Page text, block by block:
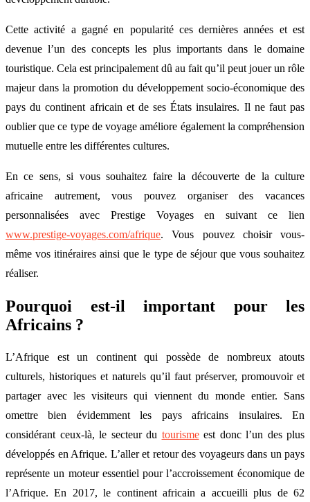
Cette activité a gagné en popularité ces dernières années et est
devenue l’un des concepts les plus importants dans le domaine
touristique. Cela est principalement dû au fait qu’il peut jouer un rôle
majeur dans la promotion du développement socio-économique des
pays du continent africain et de ses États insulaires. Il ne faut pas
oublier que ce type de voyage améliore également la compréhension
mutuelle entre les différentes cultures.
En ce sens, si vous souhaitez faire la découverte de la culture
africaine autrement, vous pouvez organiser des vacances
personnalisées avec Prestige Voyages en suivant ce lien
www.prestige-voyages.com/afrique. Vous pouvez choisir vous-
même vos itinéraires ainsi que le type de séjour que vous souhaitez
réaliser.
Pourquoi est-il important pour les
Africains ?
L’Afrique est un continent qui possède de nombreux atouts
culturels, historiques et naturels qu’il faut préserver, promouvoir et
partager avec les visiteurs qui viennent du monde entier. Sans
omettre bien évidemment les pays africains insulaires. En
considérant ceux-là, le secteur du tourismeest donc l’un des plus
développés en Afrique. L’aller et retour des voyageurs dans un pays
représente un moteur essentiel pour l’accroissement économique de
l’Afrique. En 2017, le continent africain a accueilli plus de 62